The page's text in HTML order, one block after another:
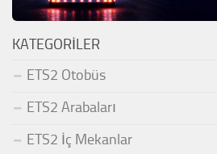
KATEGORILER
ETS2 Otobüs
ETS2 Arabaları
ETS2 İç Mekanlar